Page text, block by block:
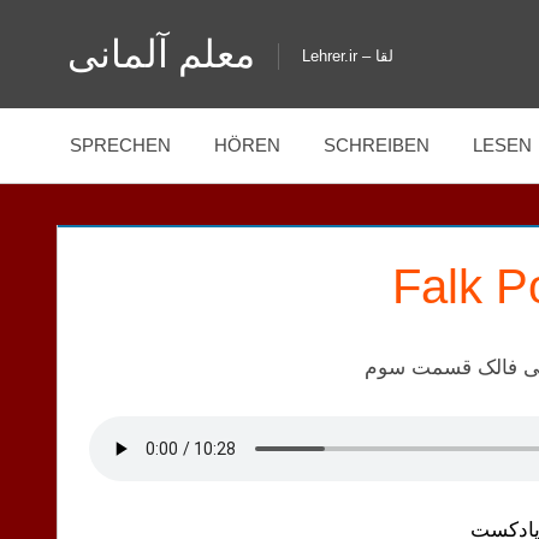
معلم آلمانی Lehrer.ir – لقا
SPRECHEN HÖREN SCHREIBEN LESEN
Falk
فالک قسمت سوم